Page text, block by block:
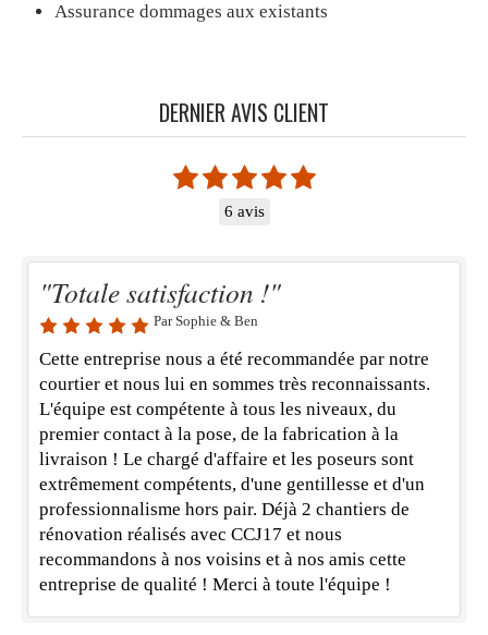
Assurance dommages aux existants
DERNIER AVIS CLIENT
6 avis
"Totale satisfaction !"
Par Sophie & Ben
Cette entreprise nous a été recommandée par notre
courtier et nous lui en sommes très reconnaissants.
L'équipe est compétente à tous les niveaux, du
premier contact à la pose, de la fabrication à la
livraison ! Le chargé d'affaire et les poseurs sont
extrêmement compétents, d'une gentillesse et d'un
professionnalisme hors pair. Déjà 2 chantiers de
rénovation réalisés avec CCJ17 et nous
recommandons à nos voisins et à nos amis cette
entreprise de qualité ! Merci à toute l'équipe !